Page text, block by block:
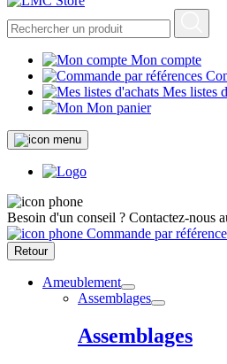
Mon compte
Mes listes
Mon panier
Besoin d'un conseil ? Contactez-nous
Commande par
Retour
Ameublement
Assemblages
Assemblages